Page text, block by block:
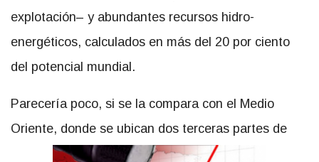
explotación– y abundantes recursos hidro-
energéticos, calculados en más del 20 por ciento
del potencial mundial.
Parecería poco, si se la compara con el Medio
Oriente, donde se ubican dos terceras partes de